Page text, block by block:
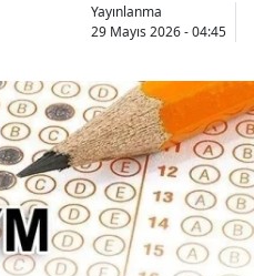
Yayınlanma
29 Mayıs 2026 - 04:45